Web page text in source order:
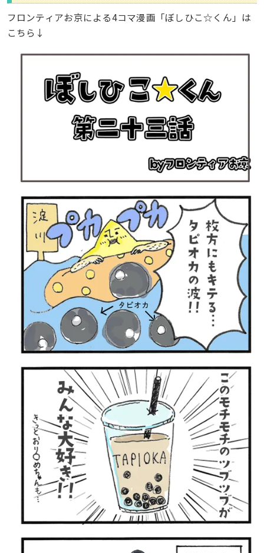
フロンティアお京による4コマ漫画「ぼしひこ☆くん」は
こちら↓